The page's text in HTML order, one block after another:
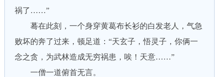
祸了……”
蓦在此刻，一个身穿黄葛布长衫的白发老人，气急
败坏的奔了过来，顿足道：“天玄子，悟灵子，你俩一
念之贪，为武林造成无穷祸患，唉！天意……”
一僧一道俯首无言。